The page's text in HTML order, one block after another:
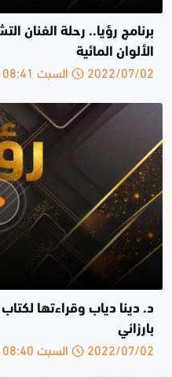
برنامج رؤيا.. رحلة الفنان
الألوان المائية
2022/07/02 السبت 08:41 ص
د. دينا دياب وقراءتها
بارزاني
2022/07/02 السبت 08:40 ص